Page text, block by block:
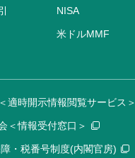
NISA
米ドルMMF
適時開示情報閲覧サービス＞
＜情報受付窓口＞
・税番号制度(内閣官房)